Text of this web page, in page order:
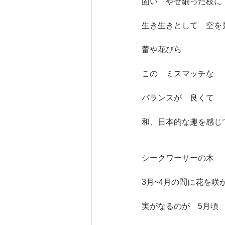
生き生きとして　空を
蕾や花びら
この　ミスマッチな
バランスが　良くて
和、日本的な趣を感じ
シークワーサーの木
3月~4月の間に花を咲
実がなるのが　5月頃